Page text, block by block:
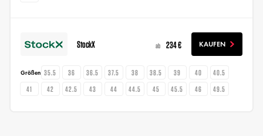
StockX ab 234 € KAUFEN
Größen 35.5 36 36.5 37.5 38 38.5 39 40
40.5
41
42 42.5 43 44 44.5 45 45.5 46 49.5